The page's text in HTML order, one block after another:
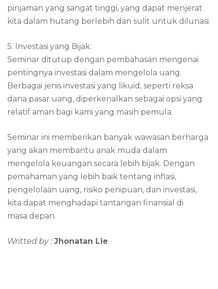
pinjaman yang sangat tinggi, yang dapat menjerat
kita dalam hutang berlebih dan sulit untuk dilunasi.
5. Investasi yang Bijak:
Seminar ditutup dengan pembahasan mengenai
pentingnya investasi dalam mengelola uang.
Berbagai jenis investasi yang likuid, seperti reksa
dana pasar uang, diperkenalkan sebagai opsi yang
relatif aman bagi kami yang masih pemula.
Seminar ini memberikan banyak wawasan berharga
yang akan membantu anak muda dalam
mengelola keuangan secara lebih bijak. Dengan
pemahaman yang lebih baik tentang inflasi,
pengelolaan uang, risiko penipuan, dan investasi,
kita dapat menghadapi tantangan finansial di
masa depan.
Writted by : Jhonatan Lie